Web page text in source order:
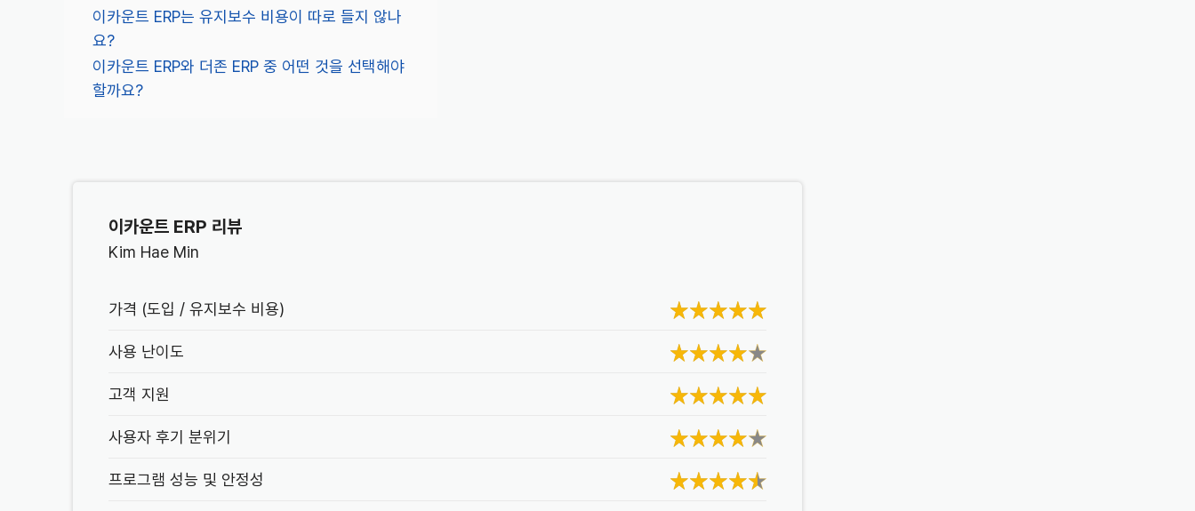
이카운트 ERP는 유지보수 비용이 따로 들지 않나
요?
이카운트 ERP와 더존 ERP 중 어떤 것을 선택해야
할까요?
이카운트 ERP 리뷰
Kim Hae Min
가격 (도입 / 유지보수 비용)
사용 난이도
고객 지원
사용자 후기 분위기
프로그램 성능 및 안정성